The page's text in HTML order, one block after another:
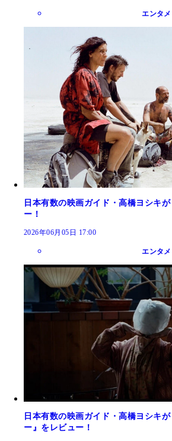
エンタメ
日本有数の映画ガイド・高橋ヨシキ
ー！
2026年06月05日 17:00
エンタメ
日本有数の映画ガイド・高橋ヨシキ
ー』をレビュー！